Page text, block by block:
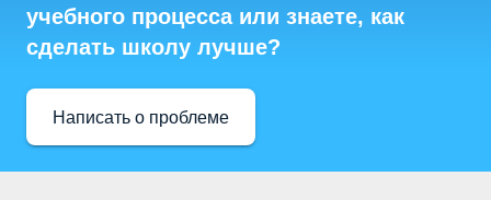
учебного процесса или знаете, как
сделать школу лучше?
Написать о проблеме